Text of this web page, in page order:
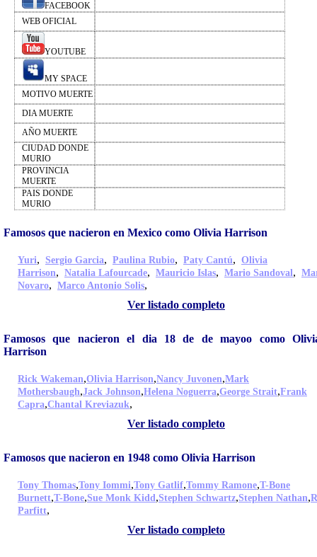
FACEBOOK
WEB OFICIAL
YOUTUBE
MY SPACE
MOTIVO MUERTE
DIA MUERTE
AÑO MUERTE
CIUDAD DONDE
MURIO
PROVINCIA
MUERTE
PAIS DONDE
MURIO
Famosos que nacieron en Mexico como Olivia Harrison
Yuri, Sergio Garcia, Paulina Rubio, Paty Cantú, Olivia
Harrison, Natalia Lafourcade, Mauricio Islas, Mario Sandoval,
Novaro, Marco Antonio Solis,
Ver listado completo
Famosos que nacieron el dia 18 de de mayoo como
Harrison
Rick Wakeman,Olivia Harrison,Nancy Juvonen,Mark
Mothersbaugh,Jack Johnson,Helena Noguerra,George Strait,Frank
Capra,Chantal Kreviazuk,
Ver listado completo
Famosos que nacieron en 1948 como Olivia Harrison
Tony Thomas,Tony Iommi,Tony Gatlif,Tommy Ramone,T-Bone
Burnett,T-Bone,Sue Monk Kidd,Stephen Schwartz,Stephen Nathan,
Parfitt,
Ver listado completo